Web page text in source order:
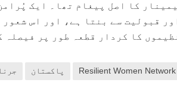
کا اصل پیغام تھا۔ ایک
قبولیت سے بنتا ہے، اور اس
کا کردار قطعہ طور پر فیصلہ
Resilient Women Network پاکستان